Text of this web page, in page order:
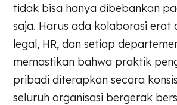
tidak bisa hanya dibebankan
saja. Harus ada kolaborasi erat
legal, HR, dan setiap
memastikan bahwa praktik
pribadi diterapkan secara
seluruh organisasi bergerak